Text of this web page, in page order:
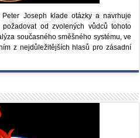
Joseph klade otázky a navrhuje
od zvolených vůdců tohoto
současného směšného systému, ve
z nejdůležitějších hlasů pro zásadní